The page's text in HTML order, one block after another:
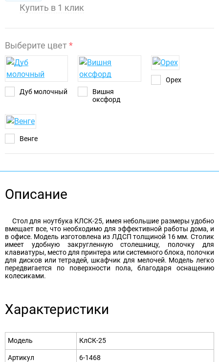
Купить в 1 клик
Выберите цвет*
Дуб молочный
Вишня
оксфорд
Орех
Венге
Описание
Стол для ноутбука КЛСК-25, имея небольшие размеры удобно
вмещает все, что необходимо для эффективной работы дома, и
в офисе. Модель изготовлена из ЛДСП толщиной 16 мм. Столик
имеет удобную закругленную столешницу, полочку для
клавиатуры, место для принтера или системного блока, полочки
для дисков или тетрадей, шкафчик для мелочей. Модель легко
передвигается по поверхности пола, благодаря оснащению
колесиками.
Характеристики
Модель КлСК-25
Артикул 6-1468